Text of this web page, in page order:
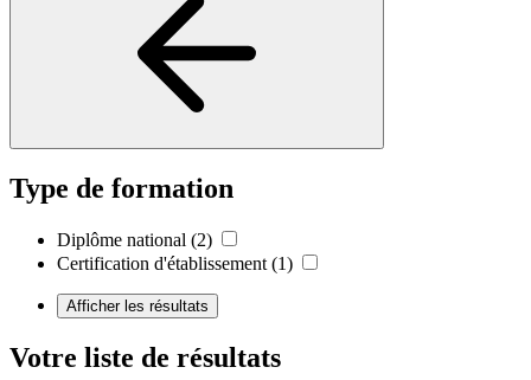
Type de formation
Diplôme national (2)
Certification d'établissement (1)
Afficher les résultats
Votre liste de résultats